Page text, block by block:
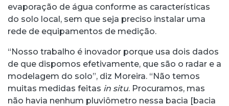
evaporação de água conforme as características
do solo local, sem que seja preciso instalar uma
rede de equipamentos de medição.
“Nosso trabalho é inovador porque usa dois dados
de que dispomos efetivamente, que são o radar e a
modelagem do solo”, diz Moreira. “Não temos
muitas medidas feitas in situ. Procuramos, mas
não havia nenhum pluviômetro nessa bacia [bacia